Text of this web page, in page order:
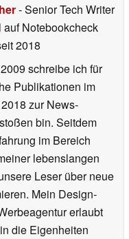
- Senior Tech Writer
auf Notebookcheck
2018
schreibe ich für
Publikationen im
zur News-
bin. Seitdem
im Bereich
lebenslangen
Leser über neue
Mein Design-
erlaubt
die Eigenheiten